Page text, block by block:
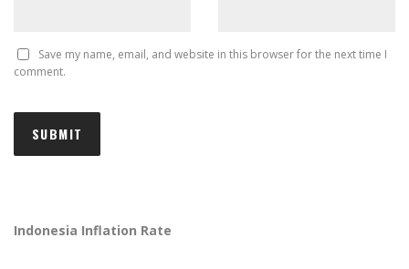
Save my name, email, and website in this browser for the next time I
comment.
Indonesia Inflation Rate